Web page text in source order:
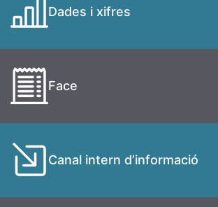
Dades i xifres
Face
Canal intern d’informació